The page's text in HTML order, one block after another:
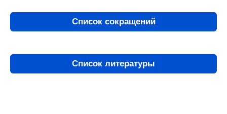
Список сокращений
Список литературы